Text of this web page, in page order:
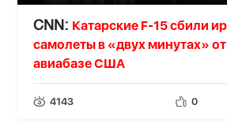
CNN: Катарские F-15 сбили
самолеты в «двух минутах»
авиабазе США
4143 0